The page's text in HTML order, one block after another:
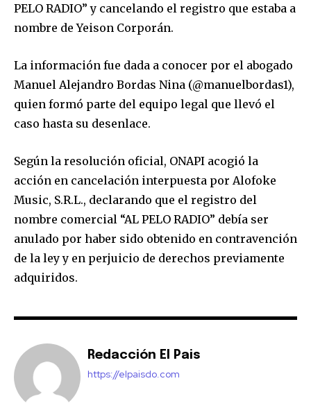
PELO RADIO” y cancelando el registro que estaba a
nombre de Yeison Corporán.
La información fue dada a conocer por el abogado
Manuel Alejandro Bordas Nina (@manuelbordas1),
quien formó parte del equipo legal que llevó el
caso hasta su desenlace.
Según la resolución oficial, ONAPI acogió la
acción en cancelación interpuesta por Alofoke
Music, S.R.L., declarando que el registro del
nombre comercial “AL PELO RADIO” debía ser
anulado por haber sido obtenido en contravención
de la ley y en perjuicio de derechos previamente
adquiridos.
Redacción El Pais
https://elpaisdo.com